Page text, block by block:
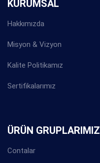
KURUMSAL
Hakkımızda
Misyon & Vizyon
Kalite Politikamız
Sertifikalarımız
ÜRÜN GRUPLARIMIZ
Contalar